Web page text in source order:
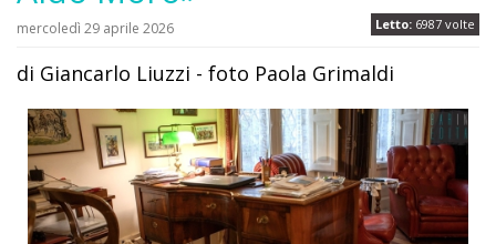
Letto: 6987 volte
mercoledì 29 aprile 2026
di Giancarlo Liuzzi - foto Paola Grimaldi